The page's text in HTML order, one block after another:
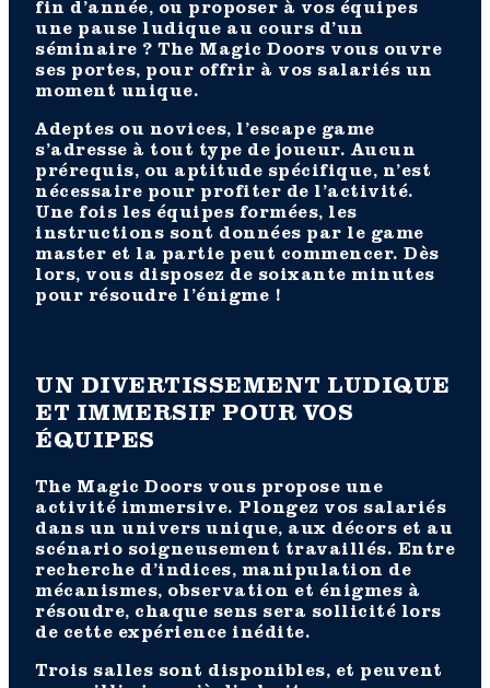
fin d’année, ou proposer à vos équipes
une pause ludique au cours d’un
séminaire ? The Magic Doors vous ouvre
ses portes, pour offrir à vos salariés un
moment unique.
Adeptes ou novices, l’escape game
s’adresse à tout type de joueur. Aucun
prérequis, ou aptitude spécifique, n’est
nécessaire pour profiter de l’activité.
Une fois les équipes formées, les
instructions sont données par le game
master et la partie peut commencer. Dès
lors, vous disposez de soixante minutes
pour résoudre l’énigme !
UN DIVERTISSEMENT LUDIQUE
ET IMMERSIF POUR VOS
ÉQUIPES
The Magic Doors vous propose une
activité immersive. Plongez vos salariés
dans un univers unique, aux décors et au
scénario soigneusement travaillés. Entre
recherche d’indices, manipulation de
mécanismes, observation et énigmes à
résoudre, chaque sens sera sollicité lors
de cette expérience inédite.
Trois salles sont disponibles, et peuvent